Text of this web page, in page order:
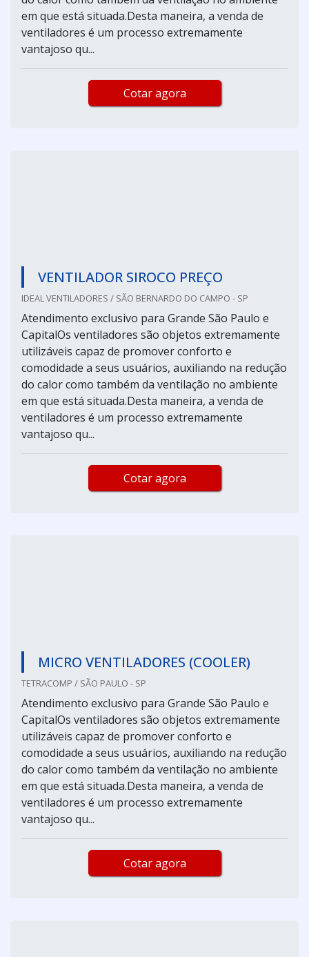
em que está situada.Desta maneira, a venda de
ventiladores é um processo extremamente
vantajoso qu...
Cotar agora
VENTILADOR SIROCO PREÇO
IDEAL VENTILADORES / SÃO BERNARDO DO CAMPO - SP
Atendimento exclusivo para Grande São Paulo e
CapitalOs ventiladores são objetos extremamente
utilizáveis capaz de promover conforto e
comodidade a seus usuários, auxiliando na redução
do calor como também da ventilação no ambiente
em que está situada.Desta maneira, a venda de
ventiladores é um processo extremamente
vantajoso qu...
Cotar agora
MICRO VENTILADORES (COOLER)
TETRACOMP / SÃO PAULO - SP
Atendimento exclusivo para Grande São Paulo e
CapitalOs ventiladores são objetos extremamente
utilizáveis capaz de promover conforto e
comodidade a seus usuários, auxiliando na redução
do calor como também da ventilação no ambiente
em que está situada.Desta maneira, a venda de
ventiladores é um processo extremamente
vantajoso qu...
Cotar agora